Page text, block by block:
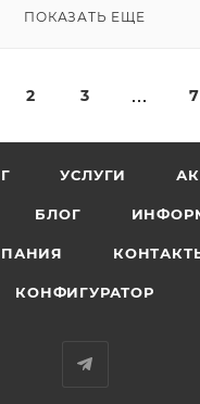
ПОКАЗАТЬ ЕЩЕ
2 3 7
УСЛУГИ
БЛОГ
КОНФИГУРАТОР